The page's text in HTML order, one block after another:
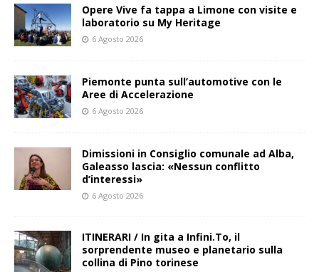
Opere Vive fa tappa a Limone con visite e
laboratorio su My Heritage
6 Agosto 2026
Piemonte punta sull’automotive con le
Aree di Accelerazione
6 Agosto 2026
Dimissioni in Consiglio comunale ad Alba,
Galeasso lascia: «Nessun conflitto
d’interessi»
6 Agosto 2026
ITINERARI / In gita a Infini.To, il
sorprendente museo e planetario sulla
collina di Pino torinese